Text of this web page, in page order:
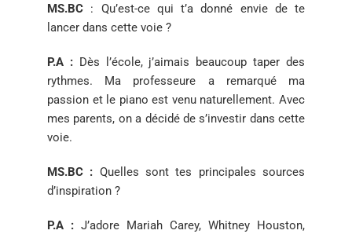
MS.BC : Qu’est-ce qui t’a donné envie de te
lancer dans cette voie ?
P.A : Dès l’école, j’aimais beaucoup taper des
rythmes. Ma professeure a remarqué ma
passion et le piano est venu naturellement. Avec
mes parents, on a décidé de s’investir danscette
voie.
MS.BC: Quelles sont tes principales sources
d’inspiration ?
P.A : J’adore Mariah Carey, Whitney Houston,